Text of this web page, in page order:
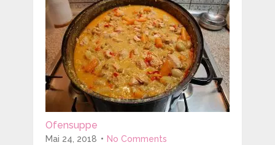
Ofensuppe
Mai 24, 2018 No Comments